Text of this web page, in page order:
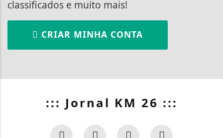
classificados e muito mais!
CRIAR MINHA CONTA
::: Jornal KM 26 :::